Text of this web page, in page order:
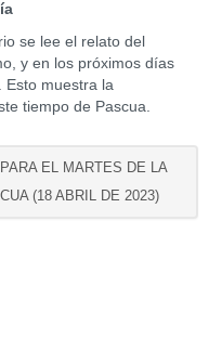
lee el relato del
y en los próximos días
Esto muestra la
tiempo de Pascua.
EL MARTES DE LA
(18 ABRIL DE 2023)